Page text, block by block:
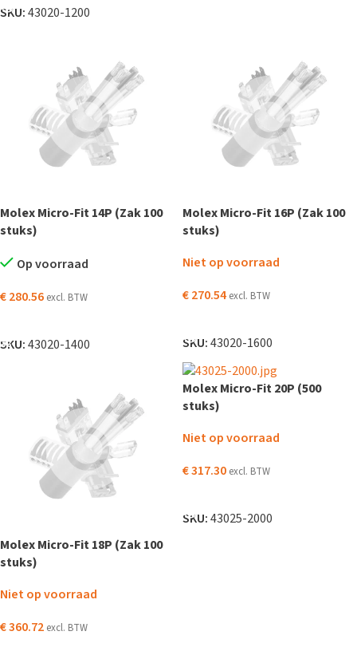
SKU:43020-1200
Molex Micro-Fit 14P (Zak 100
stuks)
Op voorraad
€280.56 excl. BTW
SKU:43020-1400
Molex Micro-Fit 16P (Zak 100
stuks)
Niet op voorraad
€270.54 excl. BTW
SKU:43020-1600
Molex Micro-Fit 18P (Zak 100
stuks)
Niet op voorraad
€360.72 excl. BTW
Molex Micro-Fit 20P (500
stuks)
Niet op voorraad
€317.30 excl. BTW
SKU:43025-2000